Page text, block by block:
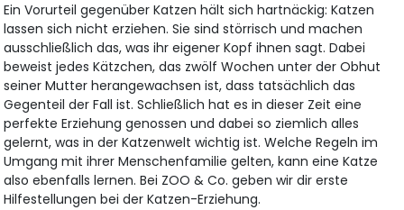
Ein Vorurteil gegenüber Katzen hält sich hartnäckig: Katzen
lassen sich nicht erziehen. Sie sind störrisch und machen
ausschließlich das, was ihr eigener Kopf ihnen sagt. Dabei
beweist jedes Kätzchen, das zwölf Wochen unter der Obhut
seiner Mutter herangewachsen ist, dass tatsächlich das
Gegenteil der Fall ist. Schließlich hat es in dieser Zeit eine
perfekte Erziehung genossen und dabei so ziemlich alles
gelernt, was in der Katzenwelt wichtig ist. Welche Regeln im
Umgang mit ihrer Menschenfamilie gelten, kann eine Katze
also ebenfalls lernen. Bei ZOO & Co. geben wir dir erste
Hilfestellungen bei der Katzen-Erziehung.